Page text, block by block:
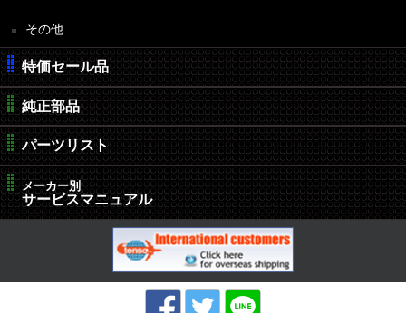
その他
特価セール品
純正部品
パーツリスト
メーカー別
サービスマニュアル